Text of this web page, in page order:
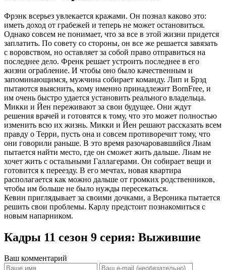
Фрэнк всерьез увлекается кражами. Он познал каково это:
иметь доход от грабежей и теперь не может остановиться.
Однако совсем не понимает, что за все в этой жизни придется
заплатить. По совету со стороны, он все же решается завязать
с воровством, но оставляет за собой право отправиться на
последнее дело. Френк решает устроить последнее в его
жизни ограбление. И чтобы оно было качественным и
запоминающимся, мужчина собирает команду. Лип и Брэд
пытаются выяснить, кому именно принадлежит BornFree, и
им очень быстро удается установить реального владельца.
Микки и Йен переживают за свои будущее. Они ждут
решения врачей и готовятся к тому, что это может полностью
изменить всю их жизнь. Микки и Йен решают рассказать всем
правду о Терри, пусть она и совсем противоречит тому, что
они говорили раньше. В это время разочаровавшийся Лиам
пытается найти место, где он сможет жить дальше. Лиам не
хочет жить с остальными Галлагерами. Он собирает вещи и
готовится к переезду. В его мечтах, новая квартира
располагается как можно дальше от громких родственников,
чтобы им больше не было нужды пересекаться.
Кевин приглядывает за своими дочками, а Вероника пытается
решить свои проблемы. Карлу предстоит познакомиться с
новым напарником.
Кадры 11 сезон 9 серия: Выжившие
Ваш комментарий